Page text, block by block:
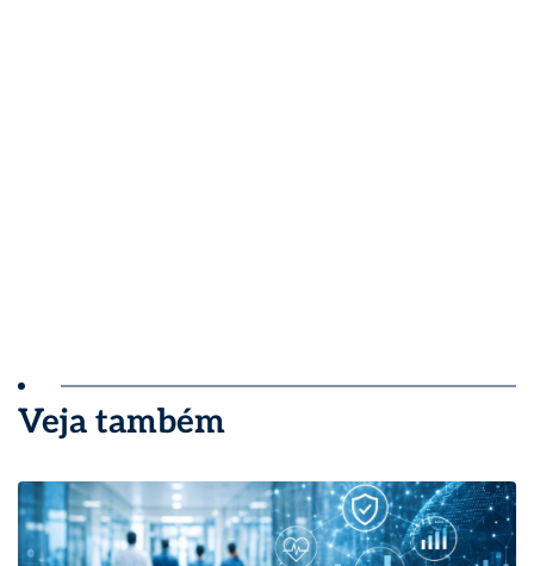
Veja também